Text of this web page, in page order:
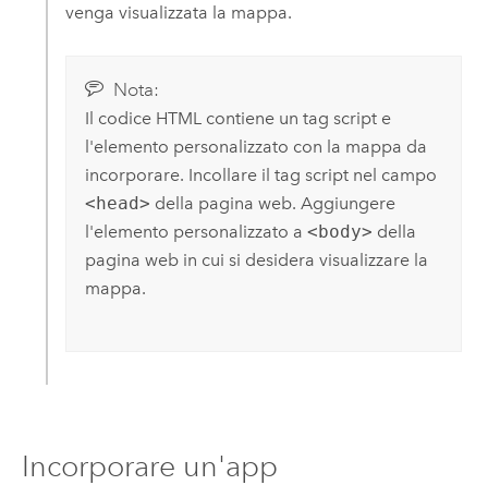
venga visualizzata la mappa.
Nota:
Il codice HTML contiene un tag script e
l'elemento personalizzato con la mappa da
incorporare. Incollare il tag script nel campo
<head> della pagina web. Aggiungere
l'elemento personalizzato a <body> della
pagina web in cui si desidera visualizzare la
mappa.
Incorporare un'app